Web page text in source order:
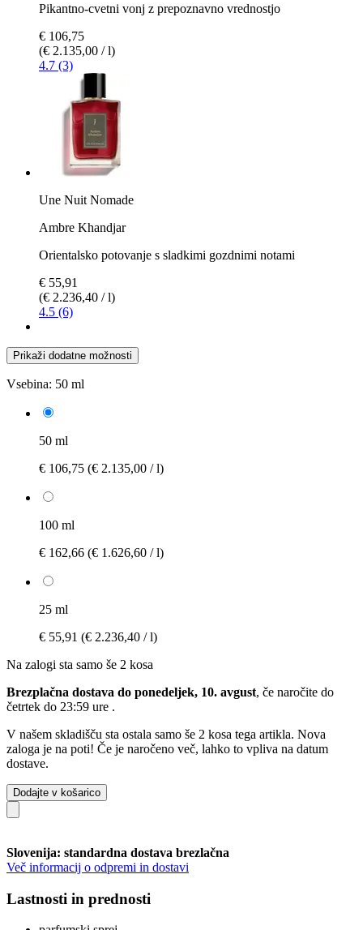
Pikantno-cvetni vonj z prepoznavno vrednostjo
€ 106,75
(€ 2.135,00 / l)
4.7 (3)
Une Nuit Nomade
Ambre Khandjar
Orientalsko potovanje s sladkimi gozdnimi notami
€ 55,91
(€ 2.236,40 / l)
4.5 (6)
Prikaži dodatne možnosti
Vsebina: 50 ml
50 ml
€ 106,75 (€ 2.135,00 / l)
100 ml
€ 162,66 (€ 1.626,60 / l)
25 ml
€ 55,91 (€ 2.236,40 / l)
Na zalogi sta samo še 2 kosa
Brezplačna dostava do ponedeljek, 10. avgust, če naročite do
četrtek do 23:59 ure .
V našem skladišču sta ostala samo še 2 kosa tega artikla. Nova
zaloga je na poti! Če je naročeno več, lahko to vpliva na datum
dostave.
Dodajte v košarico
Slovenija: standardna dostava brezlačna
Več informacij o odpremi in dostavi
Lastnosti in prednosti